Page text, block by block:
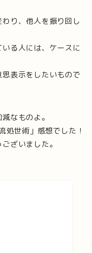
り、他人を振り回し
る人には、ケースに
表示をしたいもので
なものよ。
処世術」感想でした！
ざいました。